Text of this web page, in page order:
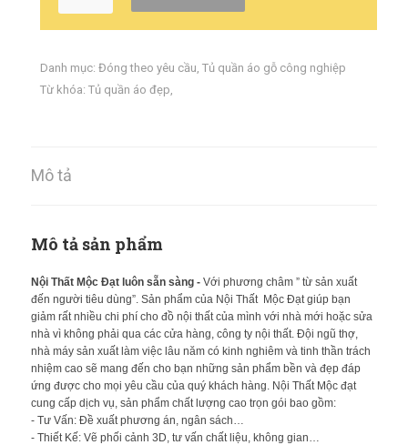
Danh mục: Đóng theo yêu cầu, Tủ quần áo gỗ công nghiệp
Từ khóa: Tủ quần áo đẹp,
Mô tả
Mô tả sản phẩm
Nội Thất Mộc Đạt luôn sẵn sàng - Với phương châm ” từ sản xuất
đến người tiêu dùng”. Sản phẩm của Nội Thất Mộc Đạt giúp bạn
giảm rất nhiều chi phí cho đồ nội thất của mình với nhà mới hoặc sửa
nhà vì không phải qua các cửa hàng, công ty nội thất. Đội ngũ thợ,
nhà máy sản xuất làm việc lâu năm có kinh nghiêm và tinh thần trách
nhiệm cao sẽ mang đến cho bạn những sản phẩm bền và đẹp đáp
ứng được cho mọi yêu cầu của quý khách hàng. Nội Thất Mộc đạt
cung cấp dịch vụ, sản phẩm chất lượng cao trọn gói bao gồm:
- Tư Vấn: Đề xuất phương án, ngân sách…
- Thiết Kế: Vẽ phối cảnh 3D, tư vấn chất liệu, không gian…